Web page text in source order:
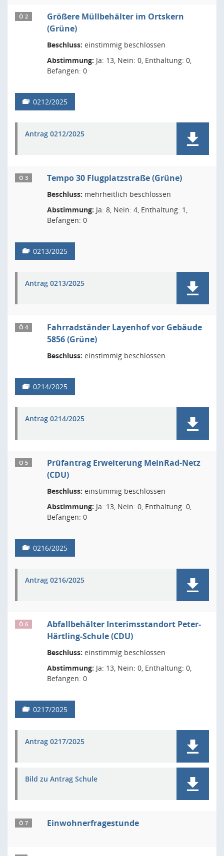
Ö 2
Größere Müllbehälter im Ortskern
(Grüne)
Beschluss: einstimmig beschlossen
Abstimmung: Ja: 13, Nein: 0, Enthaltung: 0,
Befangen: 0
0212/2025
Antrag 0212/2025
Ö 3 Tempo 30 Flugplatzstraße (Grüne)
Beschluss: mehrheitlich beschlossen
Abstimmung: Ja: 8, Nein: 4, Enthaltung: 1,
Befangen: 0
0213/2025
Antrag 0213/2025
Ö 4
Fahrradständer Layenhof vor Gebäude
5856 (Grüne)
Beschluss: einstimmig beschlossen
0214/2025
Antrag 0214/2025
Ö 5
Prüfantrag Erweiterung MeinRad-Netz
(CDU)
Beschluss: einstimmig beschlossen
Abstimmung: Ja: 13, Nein: 0, Enthaltung: 0,
Befangen: 0
0216/2025
Antrag 0216/2025
Ö 6
Abfallbehälter Interimsstandort Peter-
Härtling-Schule (CDU)
Beschluss: einstimmig beschlossen
Abstimmung: Ja: 13, Nein: 0, Enthaltung: 0,
Befangen: 0
0217/2025
Antrag 0217/2025
Bild zu Antrag Schule
Ö 7 Einwohnerfragestunde